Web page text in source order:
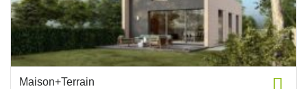
Maison+Terrain